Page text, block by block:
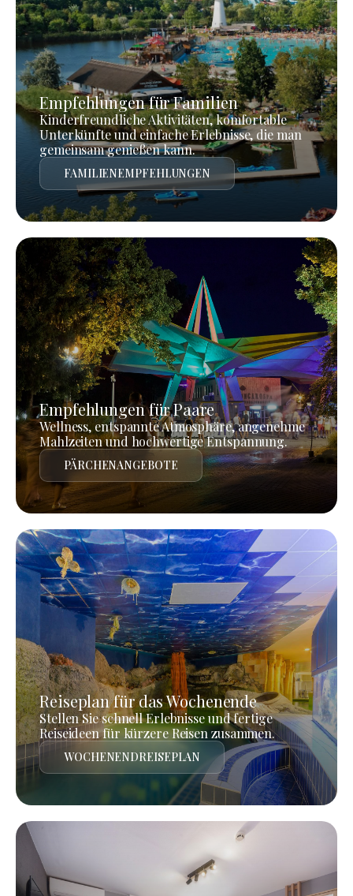
Empfehlungen für Familien
Kinderfreundliche Aktivitäten, komfortable
Unterkünfte und einfache Erlebnisse, die man
gemeinsam genießen kann.
FAMILIENEMPFEHLUNGEN
Empfehlungen für Paare
Wellness, entspannte Atmosphäre, angenehme
Mahlzeiten und hochwertige Entspannung.
PÄRCHENANGEBOTE
Reiseplan für das Wochenende
Stellen Sie schnell Erlebnisse und fertige
Reiseideen für kürzere Reisen zusammen.
WOCHENENDREISEPLAN